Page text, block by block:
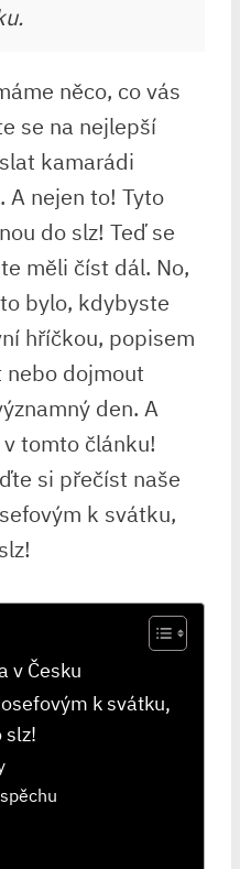
něco, co vás
se na nejlepší
kamarádi
A nejen to! Tyto
do slz! Teď se
měli číst dál. No,
bylo, kdybyste
hříčkou, popisem
nebo dojmout
den. A
tomto článku!
si přečíst naše
k svátku,
v Česku
k svátku,
slz!